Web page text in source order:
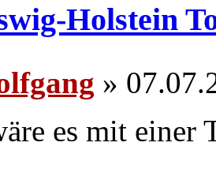
Holstein
»
es mit einer